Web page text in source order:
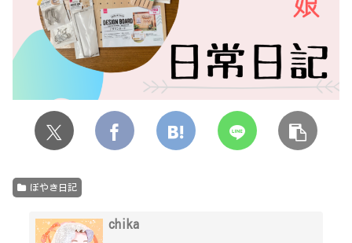
ぼやき日記
chika